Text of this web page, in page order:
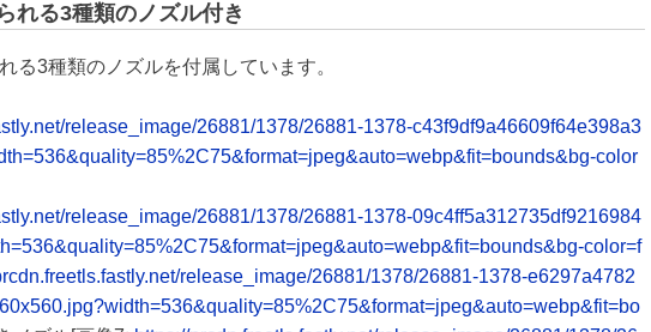
れる3種類のノズル付き
る3種類のノズルを付属しています。
release_image/26881/1378/26881-1378-c43f9df9a46609f64e398a3
color
release_image/26881/1378/26881-1378-09c4ff5a312735df9216984
color=f
release_image/26881/1378/26881-1378-e6297a4782